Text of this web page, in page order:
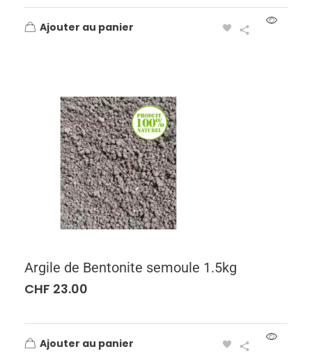
Ajouter au panier
Argile de Bentonite semoule 1.5kg
CHF 23.00
Ajouter au panier